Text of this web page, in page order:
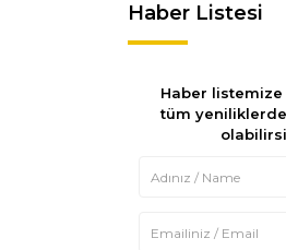
Haber Listesi
Haber
tüm